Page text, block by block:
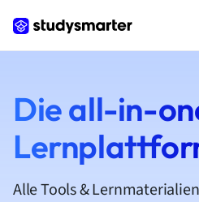
Die all-in-
Alle Tools &